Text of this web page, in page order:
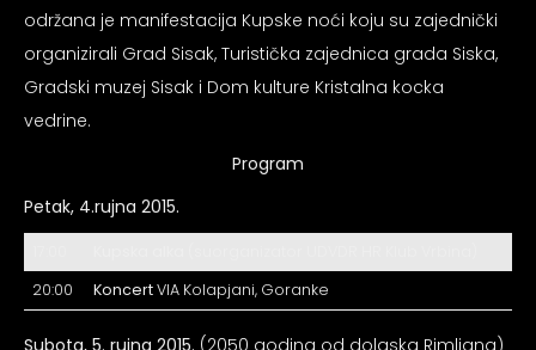
održana je manifestacija Kupske noći koju su zajednički
organizirali Grad Sisak, Turistička zajednica grada Siska,
Gradski muzej Sisak i Dom kulture Kristalna kocka
vedrine.
Program
Petak, 4.rujna 2015.
20:00
KoncertVIA Kolapjani, Goranke
Subota, 5. rujna 2015. (2050 godina od dolaska Rimljana)
vida